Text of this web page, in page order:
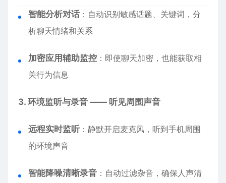
智能分析对话 ：自动识别敏感话题、关键词，分
析聊天情绪和关系
加密应用辅助监控 ：即使聊天加密，也能获取相
关行为信息
3. 环境监听与录音 —— 听见周围声音
远程实时监听 ：静默开启麦克风，听到手机周围
的环境声音
智能降噪清晰录音 ：自动过滤杂音，确保人声清